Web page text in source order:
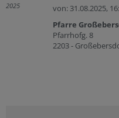
2025
von: 31.08.2025,
Pfarre
Pfarrhofg. 8
2203 -